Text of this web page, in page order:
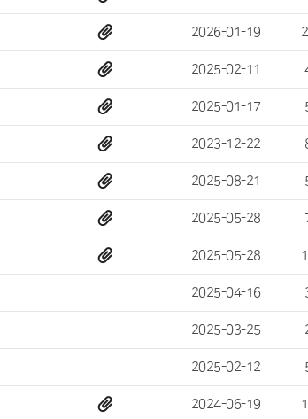
2026-01-19
2025-02-11
2025-01-17
2023-12-22
2025-08-21
2025-05-28
2025-05-28
2025-04-16
2025-03-25
2025-02-12
2024-06-19